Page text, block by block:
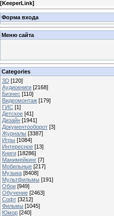
[KeeperLink]
Форма входа
Меню сайта
Categories
3D [120]
Аудиокниги [2168]
Бизнес [110]
Видеомонтаж [179]
ГИС [1]
Детское [41]
Дизайн [1941]
Документооборот [3]
Журналы [3387]
Игры [1084]
Интересное [13]
Книги [18286]
Манимейкинг [7]
Мобильные [217]
Музыка [8408]
Мультфильмы [191]
Обои [949]
Обучение [2463]
Софт [3212]
Фильмы [1045]
Юмор [240]